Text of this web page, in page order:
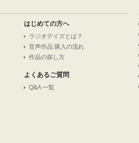
はじめての方へ
ラジオデイズとは？
音声作品 購入の流れ
作品の探し方
よくあるご質問
Q&A 一覧